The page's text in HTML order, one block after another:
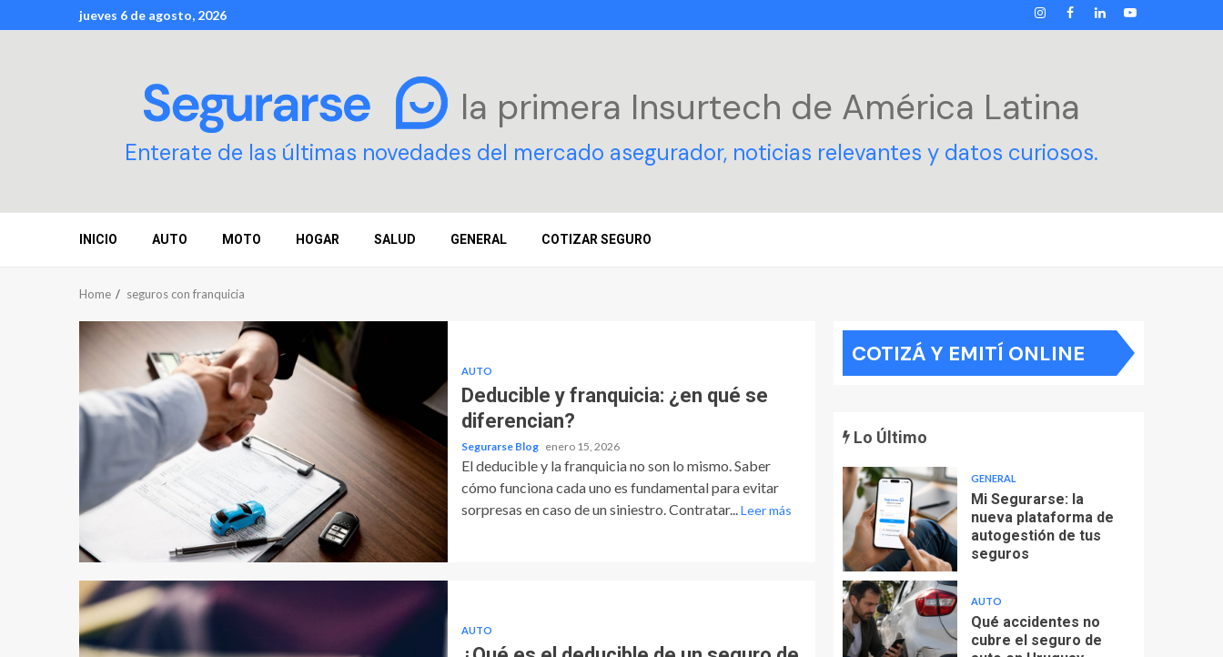
to
jueves 6 de agosto, 2026 INSTAGRAM
FACEBOOK
LINKEDIN
YOUTUBE
la primera Insurtech de América Latina
Enterate de las últimas novedades del mercado asegurador, noticias relevantes y datos curiosos.
INICIO AUTO MOTO HOGAR SALUD GENERAL COTIZAR SEGURO
Home seguros con franquicia
AUTO
Deducible y franquicia: ¿en qué se
diferencian?
Segurarse Blog enero 15, 2026
El deducible y la franquicia no son lo mismo. Saber
cómo funciona cada uno es fundamental para evitar
sorpresas en caso de un siniestro. Contratar... Leer más
AUTO
COTIZÁ Y EMITÍ ONLINE
Lo Último
GENERAL
Mi Segurarse: la
nueva plataforma de
autogestión de tus
seguros
AUTO
Qué accidentes no
cubre el seguro de